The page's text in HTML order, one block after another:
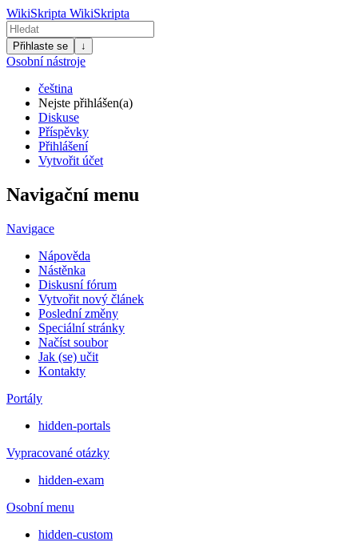
WikiSkripta WikiSkripta
Přihlaste se ↓
Osobní nástroje
čeština
Nejste přihlášen(a)
Diskuse
Příspěvky
Přihlášení
Vytvořit účet
Navigační menu
Navigace
Nápověda
Nástěnka
Diskusní fórum
Vytvořit nový článek
Poslední změny
Speciální stránky
Načíst soubor
Jak (se) učit
Kontakty
Portály
hidden-portals
Vypracované otázky
hidden-exam
Osobní menu
hidden-custom